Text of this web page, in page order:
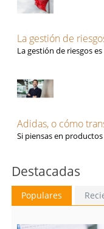
Sevilla
Tarragona
Teruel
Valladolid
Vizcaya
Zaragoza
Seguros
Tecnología,
Ventas y
La gestión de
La gestión de riesgos
Adidas, o cómo
Si piensas en
Destacadas
Populares